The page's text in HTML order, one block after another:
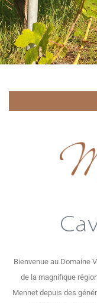
Bienvenue au Domaine
de la magnifique
Mennet depuis des